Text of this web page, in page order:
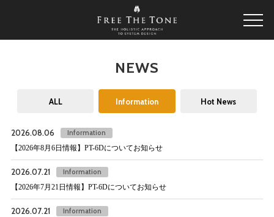
NEWS
ALL Information Hot News
2026.08.06
Information
【2026年8月6日情報】PT-6Dについてお知らせ
2026.07.21
Information
【2026年7月21日情報】PT-6Dについてお知らせ
2026.07.21
Information